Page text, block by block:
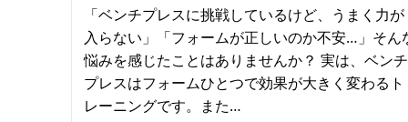
「ベンチプレスに挑戦しているけど、うまく力が
入らない」「フォームが正しいのか不安…」そん
悩みを感じたことはありませんか？ 実は、ベンチ
プレスはフォームひとつで効果が大きく変わるト
レーニングです。また…